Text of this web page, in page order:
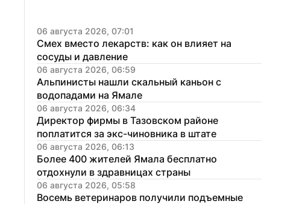
06 августа 2026, 07:01
Смех вместо лекарств: как он влияет на
сосуды и давление
06 августа 2026, 06:59
Альпинисты нашли скальный каньон с
водопадами на Ямале
06 августа 2026, 06:34
Директор фирмы в Тазовском районе
поплатится за экс-чиновника в штате
06 августа 2026, 06:13
Более 400 жителей Ямала бесплатно
отдохнули в здравницах страны
06 августа 2026, 05:58
Восемь ветеринаров получили подъемные